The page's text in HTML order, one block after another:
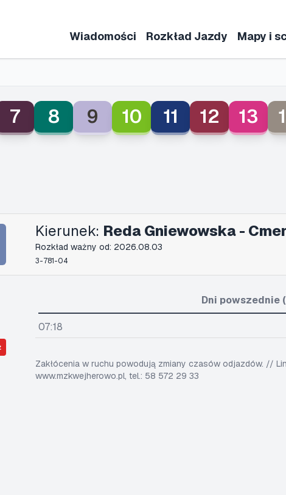
Wiadomości Rozkład Jazdy Mapy i
7 8 9 10 11 12 13
Kierunek: Reda Gniewowska -
Rozkład ważny od: 2026.08.03
3-781-04
Dni powszednie
07:18
Zakłócenia w ruchu powodują zmiany czasów odjazdów. //
www.mzkwejherowo.pl, tel.: 58 572 29 33